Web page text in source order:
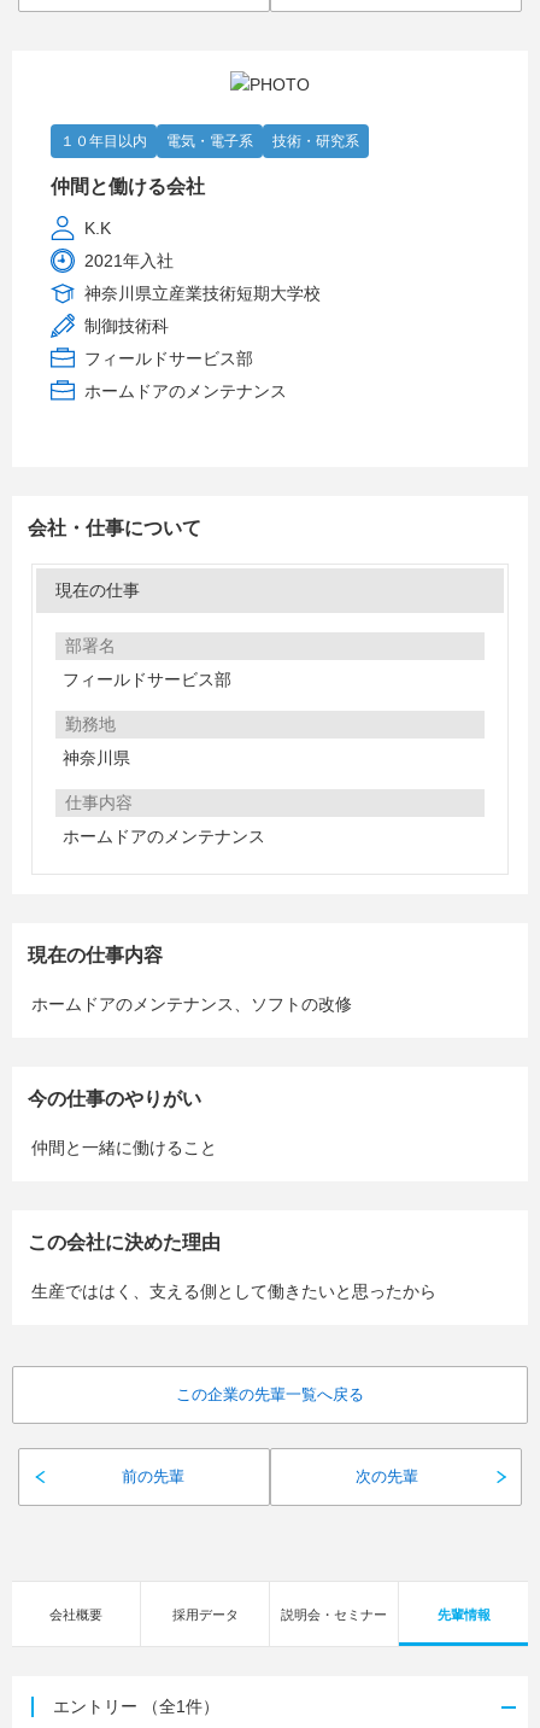
１０年目以内 電気・電子系 技術・研究系
仲間と働ける会社
K.K
2021年入社
神奈川県立産業技術短期大学校
制御技術科
フィールドサービス部
ホームドアのメンテナンス
会社・仕事について
現在の仕事
部署名
フィールドサービス部
勤務地
神奈川県
仕事内容
ホームドアのメンテナンス
現在の仕事内容
ホームドアのメンテナンス、ソフトの改修
今の仕事のやりがい
仲間と一緒に働けること
この会社に決めた理由
生産でははく、支える側として働きたいと思ったから
前の先輩
この企業の先輩一覧へ戻る
次の先輩
会社概要 採用データ 説明会・セミナー 先輩情報
エントリー （全1件）